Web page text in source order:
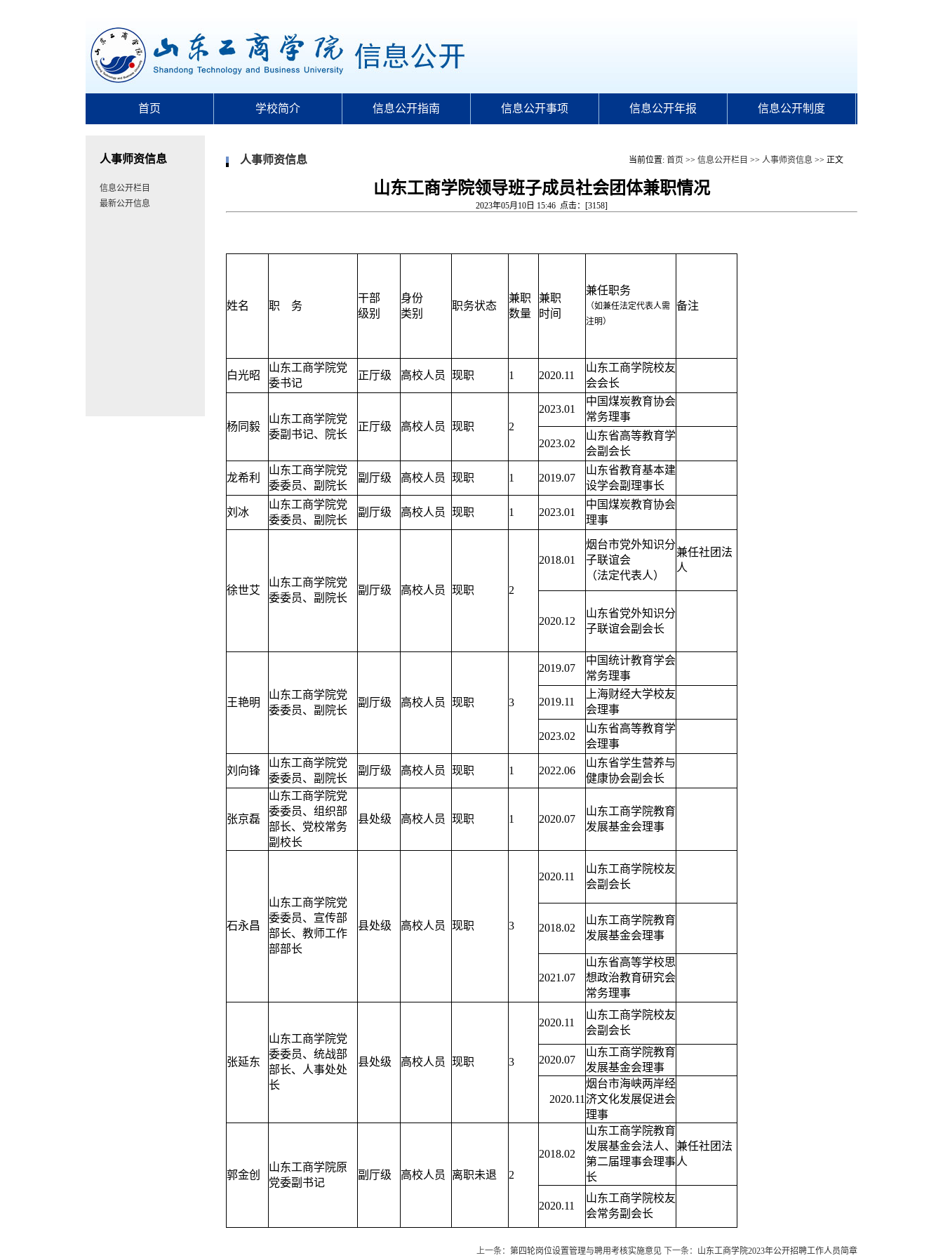
首页 学校简介 信息公开指南 信息公开事项 信息公开年报 信息公开制度
人事师资信息
信息公开栏目
最新公开信息
人事师资信息 当前位置: 首页 >> 信息公开栏目 >> 人事师资信息 >> 正文
山东工商学院领导班子成员社会团体兼职情况
2023年05月10日 15:46 点击：[3158]
姓名 职 务
干部
级别
身份
类别
职务状态
兼职
数量
兼职
时间
兼任职务
（如兼任法定代表人需
注明）
备注
白光昭
山东工商学院党
委书记
正厅级 高校人员 现职 1 2020.11
山东工商学院校友
会会长
杨同毅
山东工商学院党
委副书记、院长
正厅级 高校人员 现职 2
2023.01
中国煤炭教育协会
常务理事
2023.02
山东省高等教育学
会副会长
龙希利
山东工商学院党
委委员、副院长
副厅级 高校人员 现职 1 2019.07
山东省教育基本建
设学会副理事长
刘冰
山东工商学院党
委委员、副院长
副厅级 高校人员 现职 1 2023.01
中国煤炭教育协会
理事
徐世艾
山东工商学院党
委委员、副院长
副厅级 高校人员 现职 2
2018.01
烟台市党外知识分
子联谊会
（法定代表人）
兼任社团法
人
2020.12
山东省党外知识分
子联谊会副会长
王艳明
山东工商学院党
委委员、副院长
副厅级 高校人员 现职 3
2019.07
中国统计教育学会
常务理事
2019.11
上海财经大学校友
会理事
2023.02
山东省高等教育学
会理事
刘向锋
山东工商学院党
委委员、副院长
副厅级 高校人员 现职 1 2022.06
山东省学生营养与
健康协会副会长
张京磊
山东工商学院党
委委员、组织部
部长、党校常务
副校长
县处级 高校人员 现职 1 2020.07
山东工商学院教育
发展基金会理事
石永昌
山东工商学院党
委委员、宣传部
部长、教师工作
部部长
县处级 高校人员 现职 3
2020.11
山东工商学院校友
会副会长
2018.02
山东工商学院教育
发展基金会理事
2021.07
山东省高等学校思
想政治教育研究会
常务理事
张延东
山东工商学院党
委委员、统战部
部长、人事处处
长
县处级 高校人员 现职 3
2020.11
山东工商学院校友
会副会长
2020.07
山东工商学院教育
发展基金会理事
2020.11
烟台市海峡两岸经
济文化发展促进会
理事
郭金创
山东工商学院原
党委副书记
副厅级 高校人员 离职未退 2
2018.02
山东工商学院教育
发展基金会法人、
第二届理事会理事
长
兼任社团法
人
2020.11
山东工商学院校友
会常务副会长
上一条： 第四轮岗位设置管理与聘用考核实施意见 下一条： 山东工商学院2023年公开招聘工作人员简章